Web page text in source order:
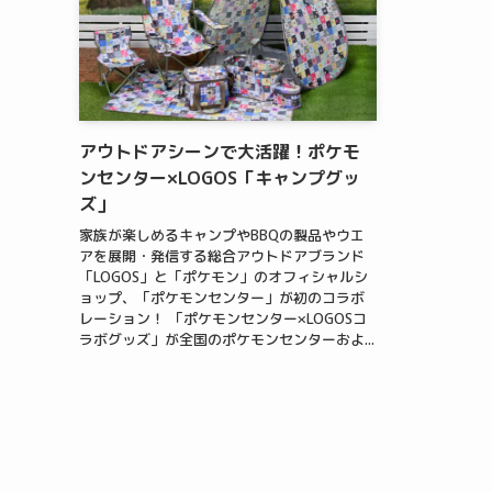
アウトドアシーンで大活躍！ポケモ
ンセンター×LOGOS「キャンプグッ
ズ」
家族が楽しめるキャンプやBBQの製品やウエ
アを展開・発信する総合アウトドアブランド
「LOGOS」と「ポケモン」のオフィシャルシ
ョップ、「ポケモンセンター」が初のコラボ
レーション！ 「ポケモンセンター×LOGOSコ
ラボグッズ」が全国のポケモンセンターおよ...